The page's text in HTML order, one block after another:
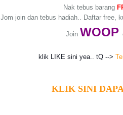
Nak tebus barang
Jom join dan tebus hadiah.. Daftar free,
Join WOOP
klik LIKE sini yea.. tQ -->
KLIK SINI